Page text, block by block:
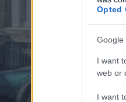
Opted
Google
I want
web or
I want